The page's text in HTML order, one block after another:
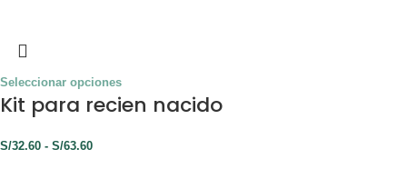
Seleccionar opciones
Kit para recien nacido
S/32.60 - S/63.60